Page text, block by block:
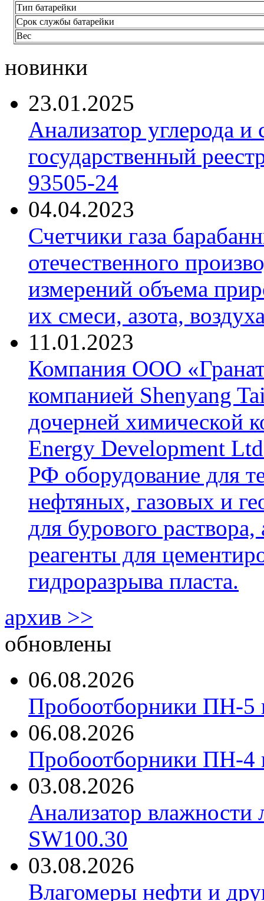
Тип батарейки
Срок службы батарейки
Вес
новинки
23.01.2025
Анализатор углерода
государственный
93505-24
04.04.2023
Счетчики газа
отечественного
измерений объема
их смеси, азота,
11.01.2023
Компания ООО
компанией Shenyang
дочерней химической
Energy Development
РФ оборудование для
нефтяных, газовых и
для бурового
реагенты для
гидроразрыва пласта.
архив >>
обновлены
06.08.2026
Пробоотборники ПН-
06.08.2026
Пробоотборники ПН-
03.08.2026
Анализатор
SW100.30
03.08.2026
Влагомеры нефти и